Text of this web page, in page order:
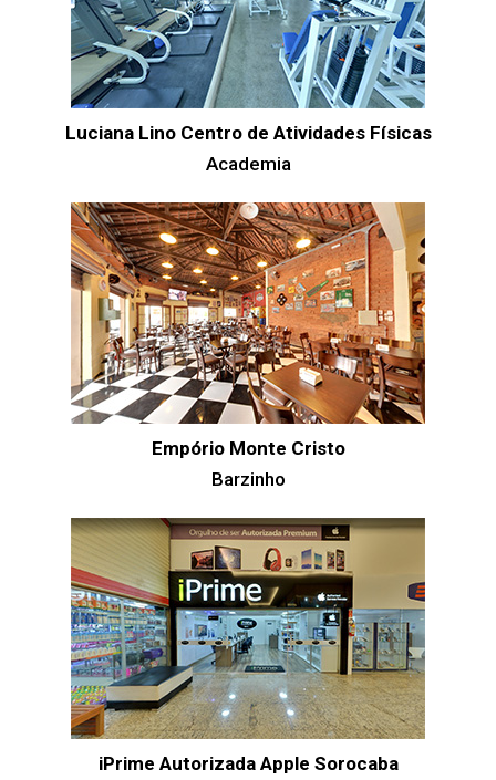
Luciana Lino Centro de Atividades Físicas
Academia
Empório Monte Cristo
Barzinho
iPrime Autorizada Apple Sorocaba